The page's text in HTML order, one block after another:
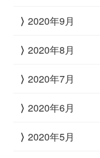
2020年9月
2020年8月
2020年7月
2020年6月
2020年5月